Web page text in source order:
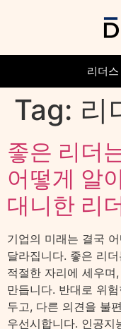
리더스
Tag: 리
좋은 리더
어떻게 알
대니한 리
기업의 미래는 결국
달라집니다. 좋은 리
적절한 자리에 세우
만듭니다. 반대로 위
두고, 다른 의견을 불
우선시합니다. 인공지